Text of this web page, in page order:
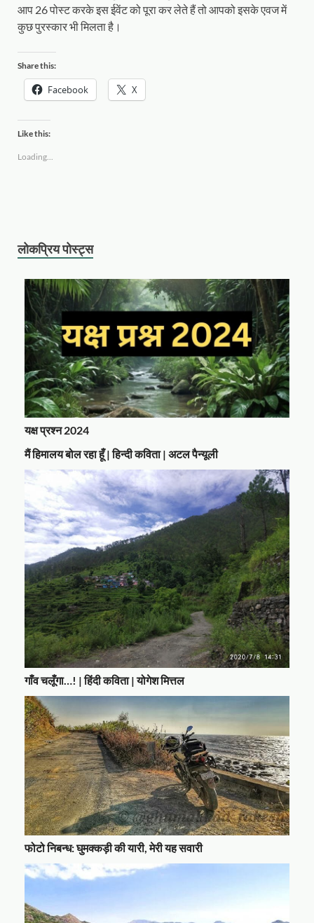
आप 26 पोस्ट करके इस ईवेंट को पूरा कर लेते हैं तो आपको इसके एवज में
कुछ पुरस्कार भी मिलता है।
Share this:
Facebook X
Like this:
Loading...
लोकप्रिय पोस्ट्स
यक्ष प्रश्न 2024
मैं हिमालय बोल रहा हूँ | हिन्दी कविता | अटल पैन्यूली
गाँव चलूँगा…! | हिंदी कविता | योगेश मित्तल
फोटो निबन्ध: घुमक्कड़ी की यारी, मेरी यह सवारी